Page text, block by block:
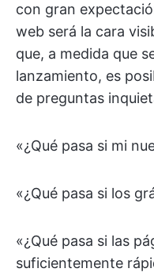
con gran
web será la cara
que, a medida que
lanzamiento, es
de preguntas
«¿Qué pasa si mi
«¿Qué pasa si los
«¿Qué pasa si las
suficientemente